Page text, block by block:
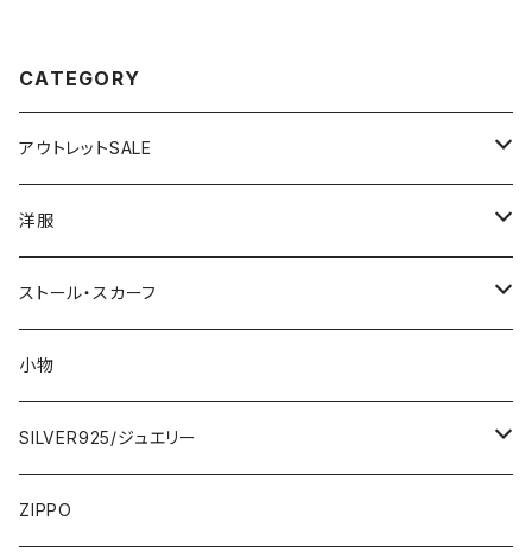
CATEGORY
アウトレットSALE
1000円
2000円
3000円
5000円
7000円
洋服
インポートワンピース
ロング・マキシ
ひざ・ミディ
トップス・カーディガン・アウター
カーディガン
イタリア製ジャケット
スカート・パンツ
ストール・スカーフ
大判ストール・ロングスカーフ
小さめスカーフ
コットンストール・スカーフ
小物
SILVER925/ジュエリー
指輪・リング
ZIPPO